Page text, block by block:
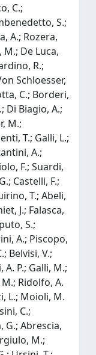
C.;
S.;
A.; Rozera,
De Luca,
R.;
Schloesser,
C.; Borderi,
Di Biagio, A.;
M.;
T.; Galli, L.;
A.;
F.; Suardi,
Castelli, F.;
T.; Abeli,
J.; Falasca,
S.;
A.; Piscopo,
Belvisi, V.;
P.; Galli, M.;
Ridolfo, A.
L.; Moioli, M.
C.;
G.; Abrescia,
M.;